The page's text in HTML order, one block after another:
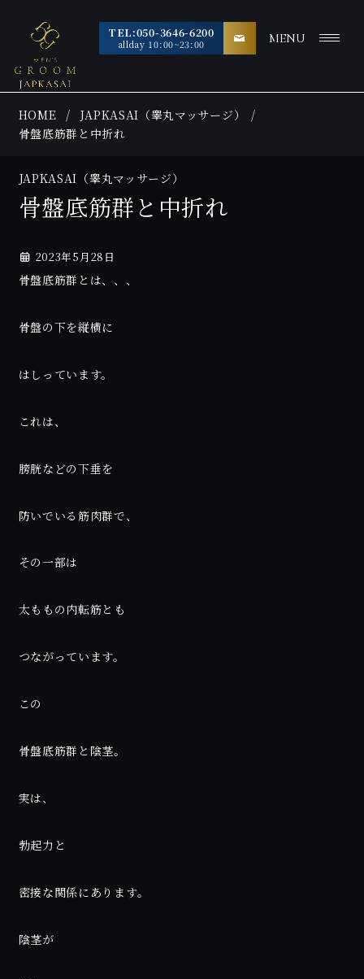
TEL:050-3646-6200
allday 10:00~23:00 MENU
HOME
JAPKASAI（睾丸マッサージ）
骨盤底筋群と中折れ
JAPKASAI（睾丸マッサージ）
骨盤底筋群と中折れ
2023年5月28日
骨盤底筋群とは、、、
骨盤の下を縦横に
はしっています。
これは、
膀胱などの下垂を
防いでいる筋肉群で、
その一部は
太ももの内転筋とも
つながっています。
この
骨盤底筋群と陰茎。
実は、
勃起力と
密接な関係にあります。
陰茎が